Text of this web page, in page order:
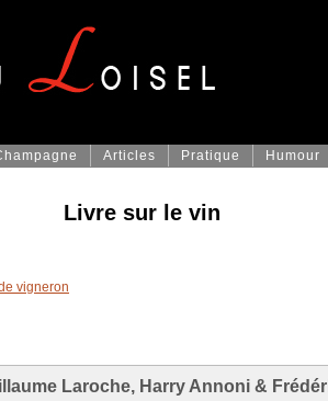
Articles Pratique Humour
Livre sur le vin
vigneron
Laroche, Harry Annoni &